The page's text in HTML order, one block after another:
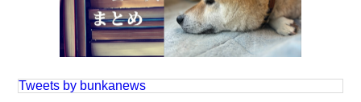
Tweets by bunkanews